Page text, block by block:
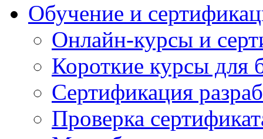
Обучение и
Онлайн-курсы и
Короткие курсы для
Сертификация
Проверка